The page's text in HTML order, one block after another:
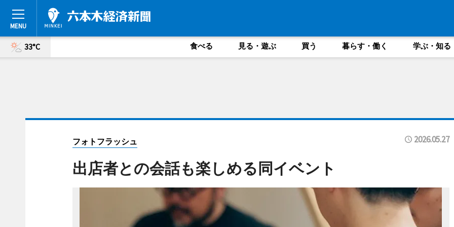
33°C 食べる 見る・遊ぶ 買う 暮らす・働く 学ぶ・知る
フォトフラッシュ 2026.05.27
出店者との会話も楽しめる同イベント